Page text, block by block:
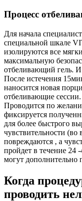
Процесс
Для начала
специальной шкале
изолируются все
максимальную
отбеливающий гель.
После истечения
наносится новая
отбеливающие сессии.
Проводится по
фиксируется
для более быстрого
чувствительности
повреждаются , а
пройдет в течение 24
могут дополнительно
Когда
проводить